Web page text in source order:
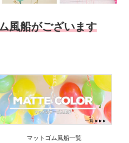
風船がございます
マットゴム風船一覧